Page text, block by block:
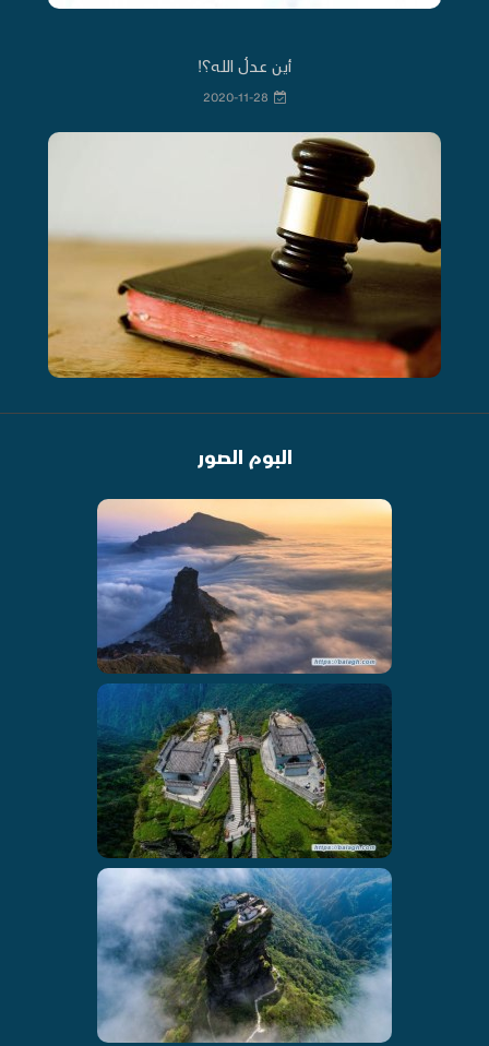
أين عدلُ الله؟!
2020-11-28
البوم الصور